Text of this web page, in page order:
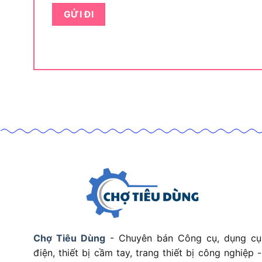
có thể làm việc ở góc hẹp, vị trí trên cao hoặc
chuyên vít, máy vặn vít pin, Gen 3 hoặc Gen 3
đúng phiên bản Gen 3 Pro trước khi đặt hàng.
Cụ thể, phiên bản này có các điểm đáng chú ý:
Motor Brushless / không chổi than , giúp máy
–4 cấp tốc độ, hỗ trợ chỉnh lực theo từng loại vít
Chợ Tiêu Dùng - Chuyên bán Công cụ, dụng cụ
điện, thiết bị cầm tay, trang thiết bị công nghiệp -